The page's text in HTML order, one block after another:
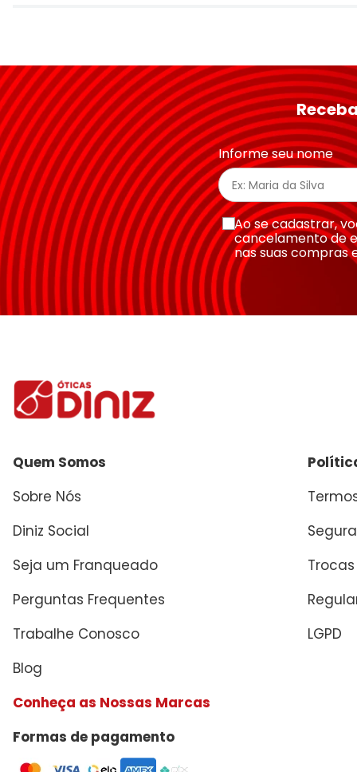
★★★★★
Seu nome
Endereço de email
Escreva uma avaliação
Informe seu nome
Ao se cadastrar,
cancelamento de
nas suas compras
Quem Somos
Sobre Nós
Diniz Social
Seja um Franqueado
Perguntas Frequentes
Trabalhe Conosco
Blog
Conheça as Nossas Marcas
LGPD
Formas de pagamento